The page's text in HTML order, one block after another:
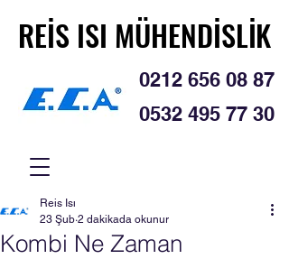
REİS ISI MÜHENDİSLİK
REİS ISI MÜHENDİSLİK
0212 656 08 87
0532 495 77 30
Kombi Ne Zaman
Reis Isı
23 Şub 2 dakikada okunur